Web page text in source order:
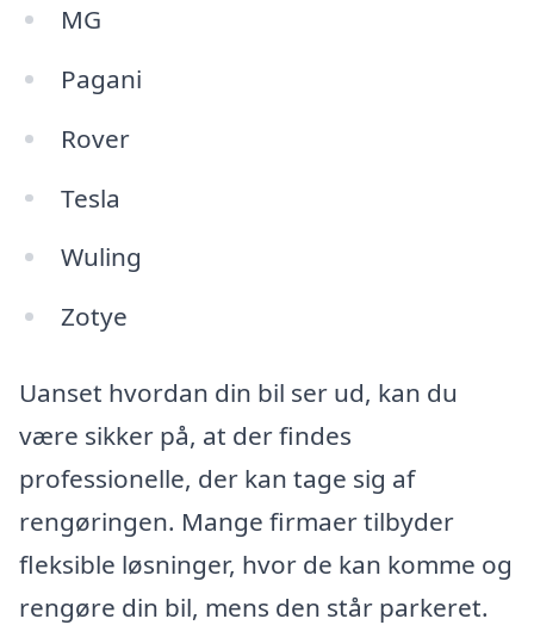
MG
Pagani
Rover
Tesla
Wuling
Zotye
Uanset hvordan din bil ser ud, kan du
være sikker på, at der findes
professionelle, der kan tage sig af
rengøringen. Mange firmaer tilbyder
fleksible løsninger, hvor de kan komme og
rengøre din bil, mens den står parkeret.